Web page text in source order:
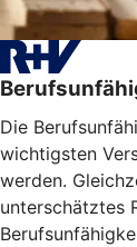
Die
wichtigsten
werden.
unterschätztes